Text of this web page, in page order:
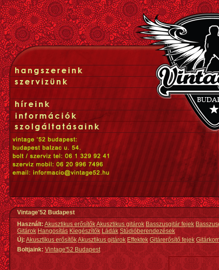
Vintage'52 Budapest
Használt: Akusztikus erősítőkAkusztikus gitárok Basszusgitár fejek
Gitárok Hangosítás Kiegészítők Ládák Stúdióberendezések
Új:Akusztikus erősítőkAkusztikus gitárok Effektek Gitárerősítő fejek
Boltjaink: Vintage'52 Budapest